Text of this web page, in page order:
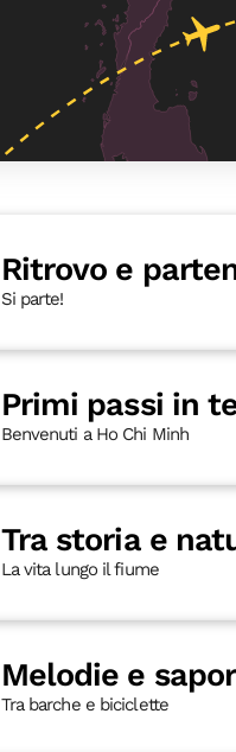
Ritrovo e
Si parte!
Primi passi in
Benvenuti a Ho Chi Minh
Tra storia e
La vita lungo il fiume
Melodie e
Tra barche e biciclette